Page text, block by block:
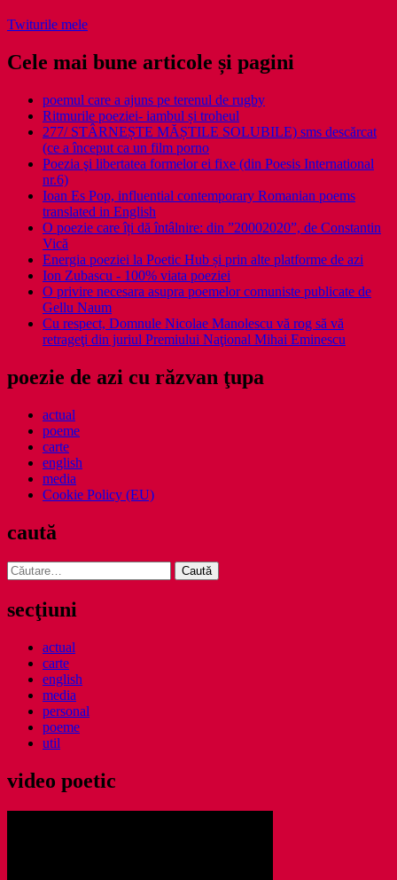
Twiturile mele
Cele mai bune articole și pagini
poemul care a ajuns pe terenul de rugby
Ritmurile poeziei- iambul și troheul
277/ STÂRNEȘTE MĂȘTILE SOLUBILE) sms descărcat
(ce a început ca un film porno
Poezia şi libertatea formelor ei fixe (din Poesis International
nr.6)
Ioan Es Pop, influential contemporary Romanian poems
translated in English
O poezie care îți dă întâlnire: din ”20002020”, de Constantin
Vică
Energia poeziei la Poetic Hub și prin alte platforme de azi
Ion Zubascu - 100% viata poeziei
O privire necesara asupra poemelor comuniste publicate de
Gellu Naum
Cu respect, Domnule Nicolae Manolescu vă rog să vă
retrageţi din juriul Premiului Naţional Mihai Eminescu
poezie de azi cu răzvan ţupa
actual
poeme
carte
english
media
Cookie Policy (EU)
caută
Caută
după:
secţiuni
actual
carte
english
media
personal
poeme
util
video poetic